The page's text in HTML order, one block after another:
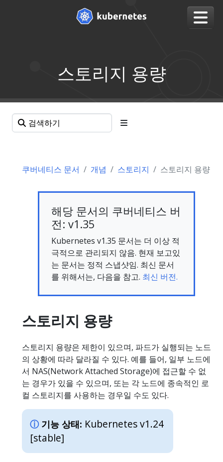
스토리지 용량
쿠버네티스 문서 개념 스토리지 스토리지 용량
해당 문서의 쿠버네티스 버
전: v1.35
Kubernetes v1.35 문서는 더 이상 적
극적으로 관리되지 않음. 현재 보고있
는 문서는 정적 스냅샷임. 최신 문서
를 위해서는, 다음을 참고. 최신 버전.
스토리지 용량
스토리지 용량은 제한이 있으며, 파드가 실행되는 노드
의 상황에 따라 달라질 수 있다. 예를 들어, 일부 노드에
서 NAS(Network Attached Storage)에 접근할 수 없
는 경우가 있을 수 있으며, 또는 각 노드에 종속적인 로
컬 스토리지를 사용하는 경우일 수도 있다.
기능 상태: Kubernetes v1.24
[stable]